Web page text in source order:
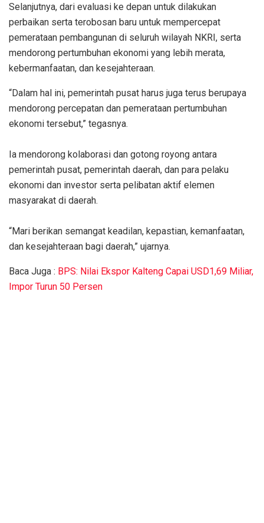
‎Selanjutnya, dari evaluasi ke depan untuk dilakukan
perbaikan serta terobosan baru untuk mempercepat
pemerataan pembangunan di seluruh wilayah NKRI, serta
mendorong pertumbuhan ekonomi yang lebih merata,
kebermanfaatan, dan kesejahteraan.
“Dalam hal ini, pemerintah pusat harus juga terus berupaya
mendorong percepatan dan pemerataan pertumbuhan
ekonomi tersebut,” tegasnya.
Ia‎ mendorong kolaborasi dan gotong royong antara
pemerintah pusat, pemerintah daerah, dan para pelaku
ekonomi dan investor serta pelibatan aktif elemen
masyarakat di daerah.
“‎Mari berikan semangat keadilan, kepastian, kemanfaatan,
dan kesejahteraan bagi daerah,” ujarnya.
Baca Juga : BPS: Nilai Ekspor Kalteng Capai USD1,69 Miliar,
Impor Turun 50 Persen